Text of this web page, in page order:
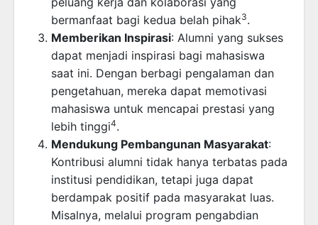
bermanfaat bagi kedua belah pihak3.
Memberikan Inspirasi: Alumni yang sukses
dapat menjadi inspirasi bagi mahasiswa
saat ini. Dengan berbagi pengalaman dan
pengetahuan, mereka dapat memotivasi
mahasiswa untuk mencapai prestasi yang
lebih tinggi4.
Mendukung Pembangunan Masyarakat:
Kontribusi alumni tidak hanya terbatas pada
institusi pendidikan, tetapi juga dapat
berdampak positif pada masyarakat luas.
Misalnya, melalui program pengabdian